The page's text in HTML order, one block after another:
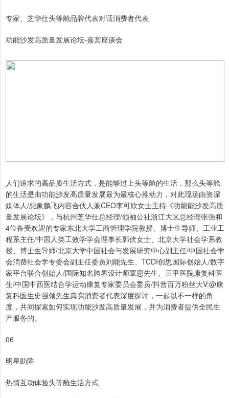
专家、芝华仕头等舱品牌代表对话消费者代表
功能沙发高质量发展论坛-嘉宾座谈会
人们追求的高品质生活方式，是能够过上头等舱的生活，那么头等舱
的生活是由功能沙发高质量发展最为最核心推动力，对此现场由资深
媒体人/想象鹏飞内容合伙人兼CEO李可欣女士主持《功能能沙发高质
量发展论坛》，与杭州芝华仕总经理/领袖公社浙江大区总经理张强和
4位备受欢迎的专家东北大学工商管理学院教授、博士生导师、工业工
程系主任/中国人类工效学学会理事长郭伏女士、北京大学社会学系教
授、博士生导师/北京大学中国社会与发展研究中心副主任/中国社会学
会消费社会学专委会副主任委员刘能先生、TCDI创思国际创始人/数字
家平台联合创始人/国际知名跨界设计师覃思先生、三甲医院康复科医
生/中国中西医结合学运动康复专家委员会委员/抖音百万粉丝大V:@康
复科医生史强领先生真实消费者代表深度探讨，一起以不一样的角
度，共同探索如何实现功能沙发高质量发展，并为消费者提供全民生
产服务的。
06
明星助阵
热情互动体验头等舱生活方式